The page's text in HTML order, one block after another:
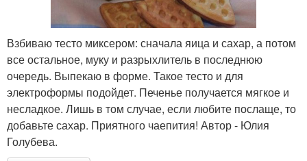
Взбиваю тесто миксером: сначала яица и сахар, а потом
все остальное, муку и разрыхлитель в последнюю
очередь. Выпекаю в форме. Такое тесто и для
электроформы подойдет. Печенье получается мягкое и
несладкое. Лишь в том случае, если любите послаще, то
добавьте сахар. Приятного чаепития! Автор - Юлия
Голубева.